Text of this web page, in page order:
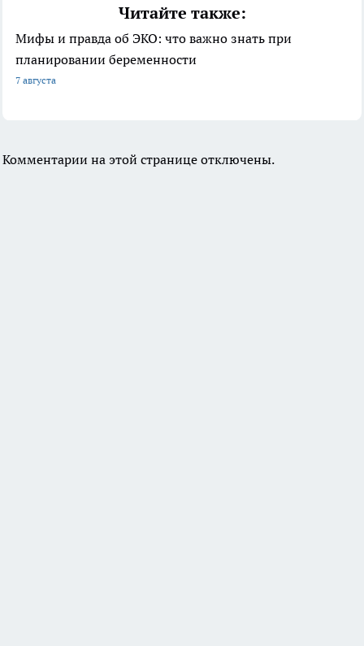
Читайте также:
Мифы и правда об ЭКО: что важно знать при
планировании беременности
7 августа
Комментарии на этой странице отключены.